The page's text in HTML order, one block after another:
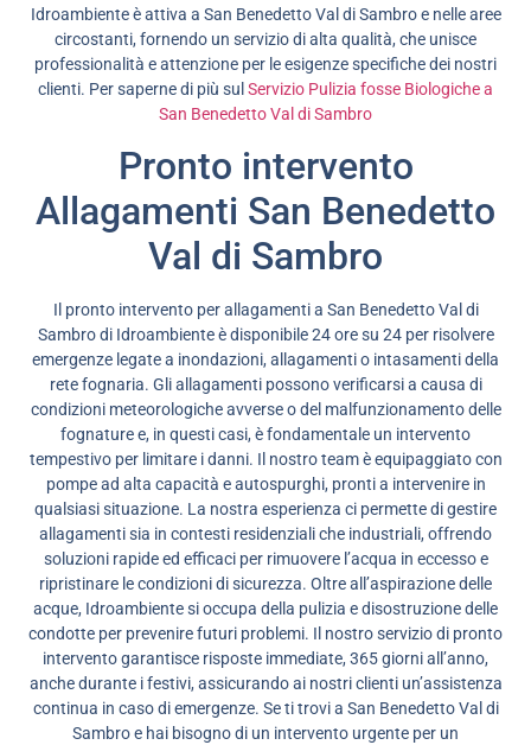
Idroambiente è attiva a San Benedetto Val di Sambro e nelle aree
circostanti, fornendo un servizio di alta qualità, che unisce
professionalità e attenzione per le esigenze specifiche dei nostri
clienti. Per saperne di più sul Servizio Pulizia fosse Biologiche a
San Benedetto Val di Sambro
Pronto intervento
Allagamenti San Benedetto
Val di Sambro
Il pronto intervento per allagamenti a San Benedetto Val di
Sambro di Idroambiente è disponibile 24 ore su 24 per risolvere
emergenze legate a inondazioni, allagamenti o intasamenti della
rete fognaria. Gli allagamenti possono verificarsi a causa di
condizioni meteorologiche avverse o del malfunzionamento delle
fognature e, in questi casi, è fondamentale un intervento
tempestivo per limitare i danni. Il nostro team è equipaggiato con
pompe ad alta capacità e autospurghi, pronti a intervenire in
qualsiasi situazione. La nostra esperienza ci permette di gestire
allagamenti sia in contesti residenziali che industriali, offrendo
soluzioni rapide ed efficaci per rimuovere l’acqua in eccesso e
ripristinare le condizioni di sicurezza. Oltre all’aspirazione delle
acque, Idroambiente si occupa della pulizia e disostruzione delle
condotte per prevenire futuri problemi. Il nostro servizio di pronto
intervento garantisce risposte immediate, 365 giorni all’anno,
anche durante i festivi, assicurando ai nostri clienti un’assistenza
continua in caso di emergenze. Se ti trovi a San Benedetto Val di
Sambro e hai bisogno di un intervento urgente per un